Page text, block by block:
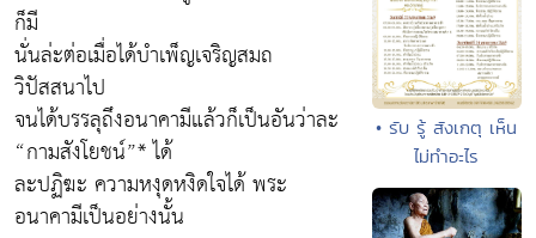
ก็มี
นั่นล่ะต่อเมื่อได้บำเพ็ญเจริญสมถ
วิปัสสนาไป
จนได้บรรลุถึงอนาคามีแล้วก็เป็นอันว่าละ
“กามสังโยชน์”* ได้
ละปฏิฆะ ความหงุดหงิดใจได้ พระ
อนาคามีเป็นอย่างนั้น
• รับ รู้ สังเกตุ เห็น
ไม่ทำอะไร